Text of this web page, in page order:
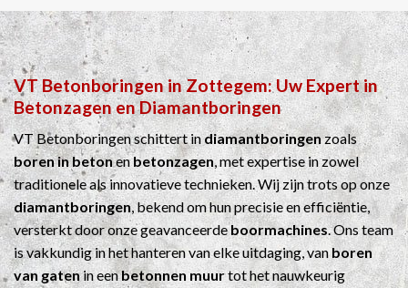
VT BetonboringeninZottegem: Uw Expert in
BetonzagenenDiamantboringen
VT Betonboringen schittert indiamantboringenzoals
boren in betonenbetonzagen, met expertise in zowel
traditionele als innovatieve technieken. Wij zijn trots op onze
diamantboringen, bekend om hun precisie en efficiëntie,
versterkt door onze geavanceerdeboormachines. Ons team
is vakkundig in het hanteren van elke uitdaging, vanboren
van gatenin eenbetonnen muurtot het nauwkeurig